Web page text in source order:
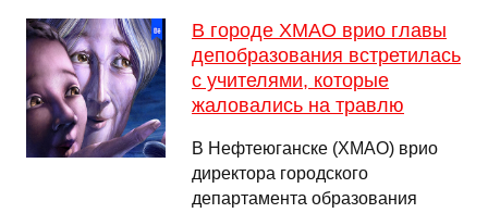
В городе ХМАО врио главы
депобразования встретилась
с учителями, которые
жаловались на травлю
В Нефтеюганске (ХМАО) врио
директора городского
департамента образования